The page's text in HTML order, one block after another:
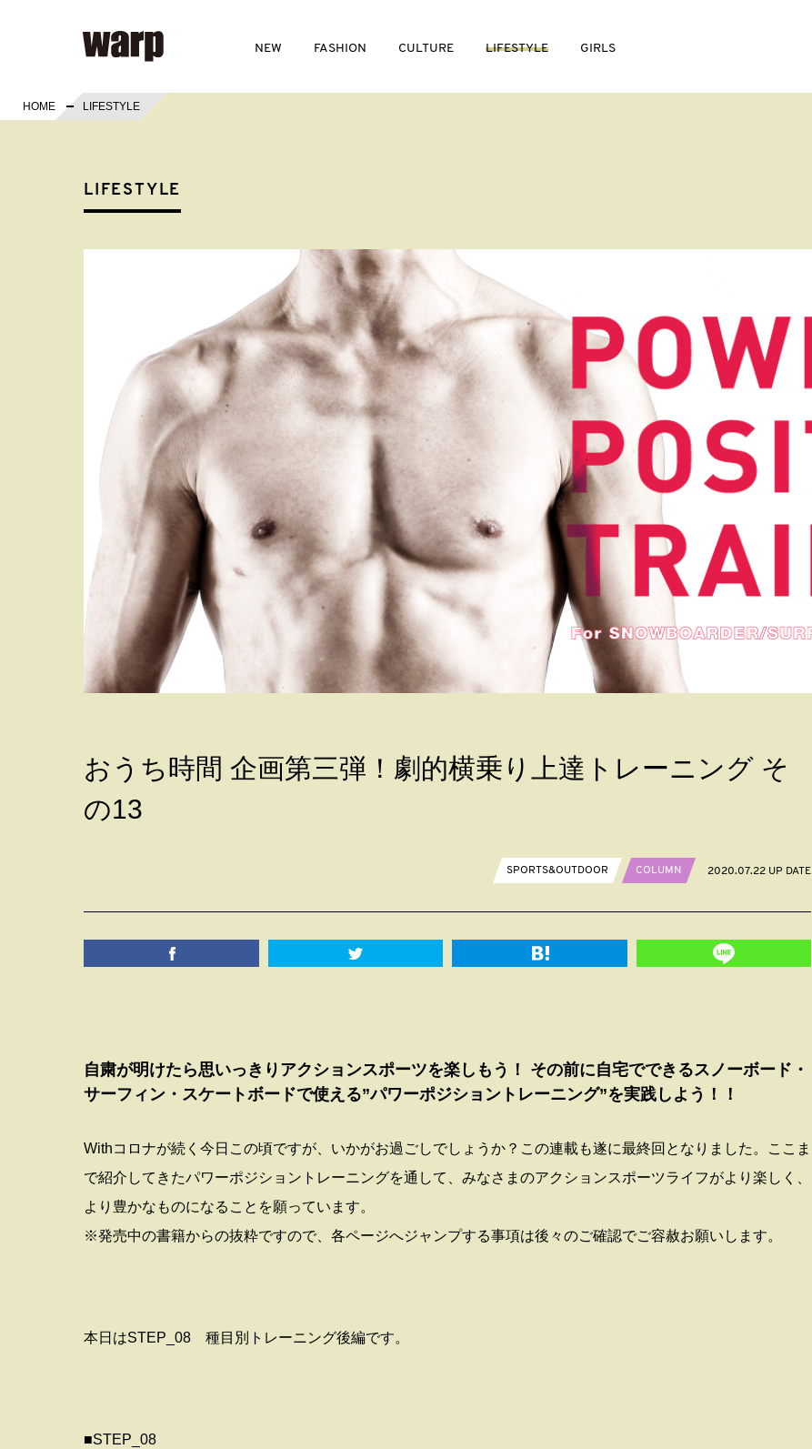
NEW FASHION CULTURE LIFESTYLE GIRLS
HOME LIFESTYLE
LIFESTYLE
おうち時間 企画第三弾！劇的横乗り上達トレーニング そ
の13
SPORTS&OUTDOOR COLUMN 2020.07.22 UP DATE
自粛が明けたら思いっきりアクションスポーツを楽しもう！ その前に自宅でできるスノーボード・
サーフィン・スケートボードで使える”パワーポジショントレーニング”を実践しよう！！
Withコロナが続く今日この頃ですが、いかがお過ごしでしょうか？この連載も遂に最終回となりました。ここま
で紹介してきたパワーポジショントレーニングを通して、みなさまのアクションスポーツライフがより楽しく、
より豊かなものになることを願っています。
※発売中の書籍からの抜粋ですので、各ページへジャンプする事項は後々のご確認でご容赦お願いします。
本日はSTEP_08 種目別トレーニング後編です。
■STEP_08